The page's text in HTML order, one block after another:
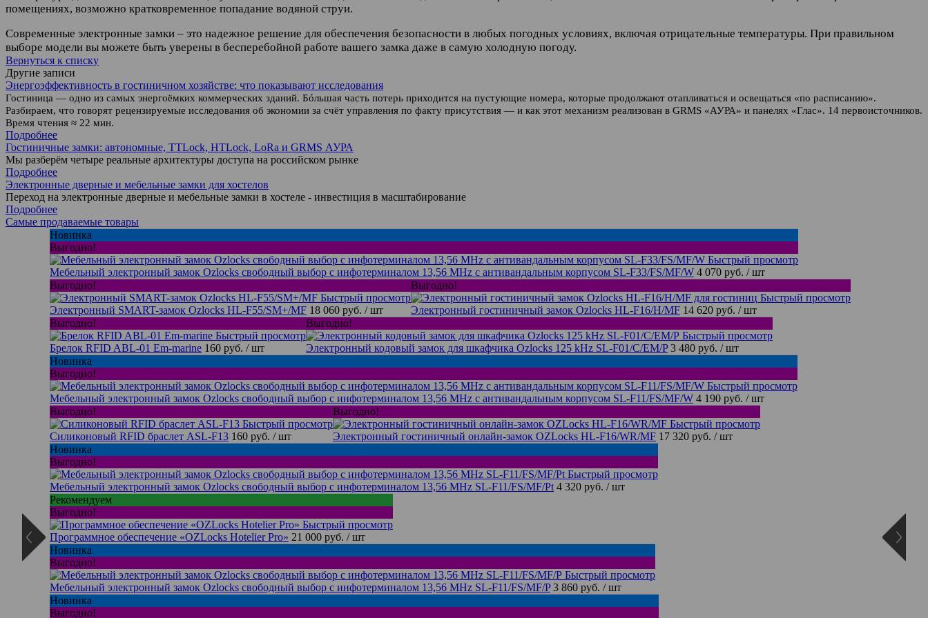
помещениях, возможно кратковременное попадание водяной струи.
Современные электронные замки – это надежное решение для обеспечения безопасности в любых погодных условиях, включая отрицательные температуры. При правильном
выборе модели вы можете быть уверены в бесперебойной работе вашего замка даже в самую холодную погоду.
Вернуться к списку
Другие записи
Энергоэффективность в гостиничном хозяйстве: что показывают исследования
Гостиница — одно из самых энергоёмких коммерческих зданий. Бóльшая часть потерь приходится на пустующие номера, которые продолжают отапливаться и освещаться «по расписанию».
Разбираем, что говорят рецензируемые исследования об экономии за счёт управления по факту присутствия — и как этот механизм реализован в GRMS «АУРА» и панелях «Глас». 14 первоисточников.
Время чтения ≈ 22 мин.
Подробнее
Гостиничные замки: автономные, TTLock, HTLock, LoRa и GRMS АУРА
Мы разберём четыре реальные архитектуры доступа на российском рынке
Подробнее
Электронные дверные и мебельные замки для хостелов
Переход на электронные дверные и мебельные замки в хостеле - инвестиция в масштабирование
Подробнее
Самые продаваемые товары
Новинка
Выгодно!
Быстрый просмотр
Мебельный электронный замок Ozlocks свободный выбор с инфотерминалом 13,56 MHz с антивандальным корпусом SL-F33/FS/MF/W 4 070 руб. / шт
Выгодно!
Быстрый просмотр
Электронный SMART-замок Ozlocks HL-F55/SM+/MF 18 060 руб. / шт
Выгодно!
Быстрый просмотр
Электронный гостиничный замок Ozlocks HL-F16/H/MF 14 620 руб. / шт
Выгодно!
Быстрый просмотр
Брелок RFID ABL-01 Em-marine 160 руб. / шт
Выгодно!
Быстрый просмотр
Электронный кодовый замок для шкафчика Ozlocks 125 kHz SL-F01/C/EM/P 3 480 руб. / шт
Новинка
Выгодно!
Быстрый просмотр
Мебельный электронный замок Ozlocks свободный выбор с инфотерминалом 13,56 MHz с антивандальным корпусом SL-F11/FS/MF/W 4 190 руб. / шт
Выгодно!
Быстрый просмотр
Силиконовый RFID браслет ASL-F13 160 руб. / шт
Выгодно!
Быстрый просмотр
Электронный гостиничный онлайн-замок OZLocks HL-F16/WR/MF 17 320 руб. / шт
Новинка
Выгодно!
Быстрый просмотр
Мебельный электронный замок Ozlocks свободный выбор с инфотерминалом 13,56 MHz SL-F11/FS/MF/Pt 4 320 руб. / шт
Рекомендуем
Выгодно!
Быстрый просмотр
Программное обеспечение «OZLocks Hotelier Pro» 21 000 руб. / шт
Новинка
Выгодно!
Быстрый просмотр
Мебельный электронный замок Ozlocks свободный выбор с инфотерминалом 13,56 MHz SL-F11/FS/MF/P 3 860 руб. / шт
Новинка
Выгодно!